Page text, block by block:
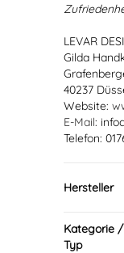
LEVAR
Gilda
40237
Website:
E-Mail:
Telefon:
Hersteller
Kategorie /
Typ